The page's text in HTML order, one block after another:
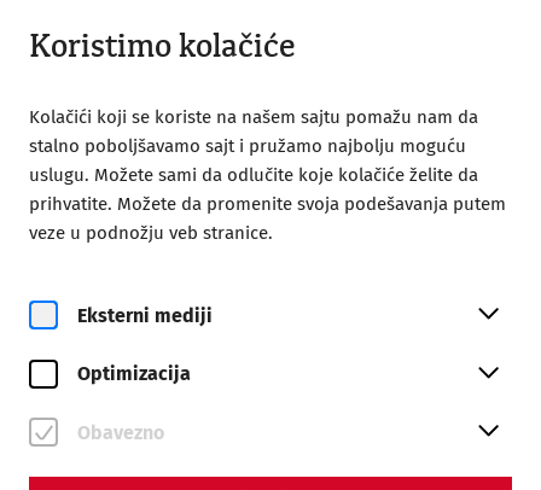
Koristimo kolačiće
Kolačići koji se koriste na našem sajtu pomažu nam da
stalno poboljšavamo sajt i pružamo najbolju moguću
uslugu. Možete sami da odlučite koje kolačiće želite da
prihvatite. Možete da promenite svoja podešavanja putem
veze u podnožju veb stranice.
Eksterni mediji
Optimizacija
Obavezno
Home Partners
Main Sponsors